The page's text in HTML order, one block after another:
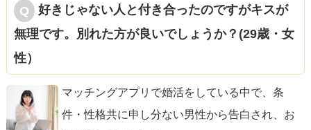
好きじゃない人と付き合ったのですがキスが
無理です。別れた方が良いでしょうか？(29歳・女
性）
マッチングアプリで婚活をしている中で、条
件・性格共に申し分ない男性から告白され、お